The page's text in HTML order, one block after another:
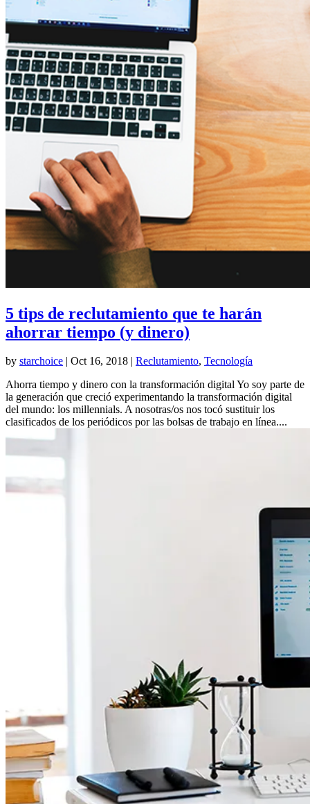
5 tips de reclutamiento que te harán
ahorrar tiempo (y dinero)
by starchoice | Oct 16, 2018 | Reclutamiento, Tecnología
Ahorra tiempo y dinero con la transformación digital Yo soy parte de
la generación que creció experimentando la transformación digital
del mundo: los millennials. A nosotras/os nos tocó sustituir los
clasificados de los periódicos por las bolsas de trabajo en línea....